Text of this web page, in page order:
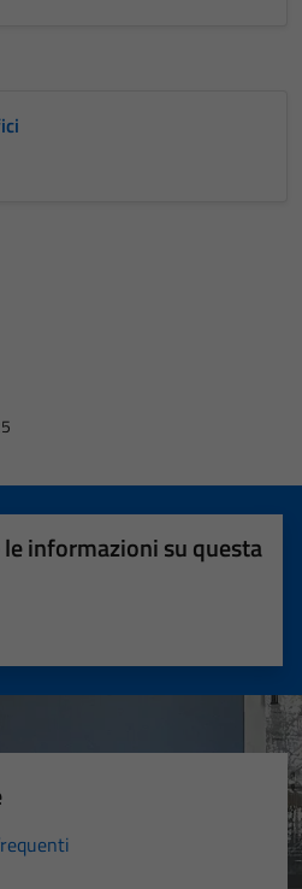
informazioni su questa
su 5
su 5
5